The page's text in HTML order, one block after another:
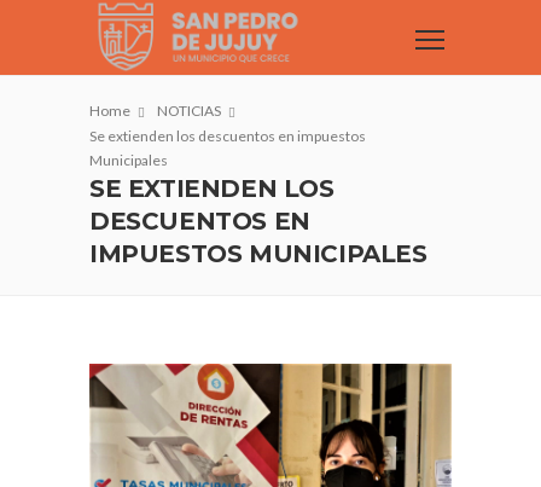
Home
NOTICIAS
Se extienden los descuentos en impuestos
Municipales
SE EXTIENDEN LOS
DESCUENTOS EN
IMPUESTOS MUNICIPALES